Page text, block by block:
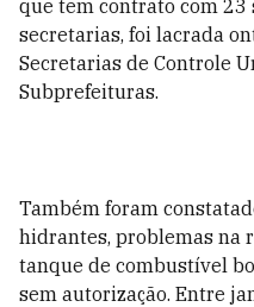
que tem contrato com
secretarias, foi lacrada
Secretarias de Controle
Subprefeituras.
Também foram
hidrantes, problemas na
tanque de combustível
sem autorização. Entre